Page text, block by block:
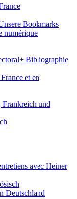
Bookmarks
numérique
Bibliographie
et en
Frankreich und
avec Heiner
Deutschland